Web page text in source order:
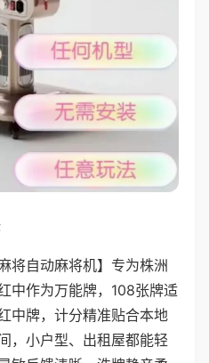
将自动麻将机】专为株洲
中作为万能牌，108张牌适
中牌，计分精准贴合本地
，小户型、出租屋都能轻